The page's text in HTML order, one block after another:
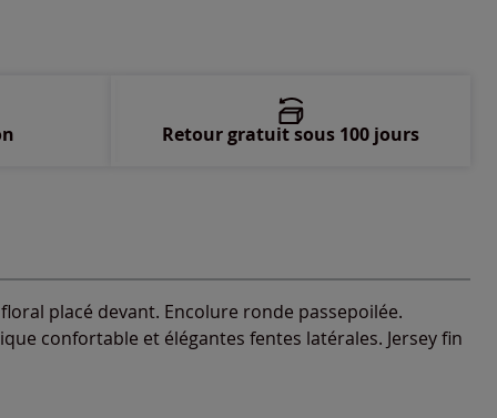
placé devant. Encolure ronde passepoilée.
confortable et élégantes fentes latérales. Jersey fin
Retour gratuit sous 100 jours